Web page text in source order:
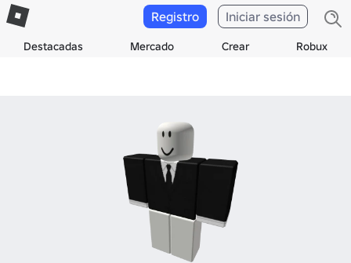
Destacadas Mercado Crear Robux
Registro Iniciar sesión